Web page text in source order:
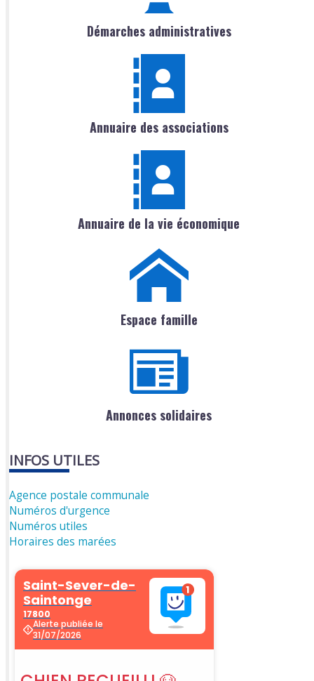
Démarches administratives
Annuaire des associations
Annuaire de la vie économique
Espace famille
Annonces solidaires
INFOS UTILES
Agence postale communale
Numéros d'urgence
Numéros utiles
Horaires des marées